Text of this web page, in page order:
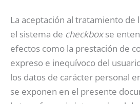
La aceptación al tratamiento de
el sistema de checkboxse
efectos como la prestación de
expreso e inequívoco del
los datos de carácter personal
se exponen en el presente